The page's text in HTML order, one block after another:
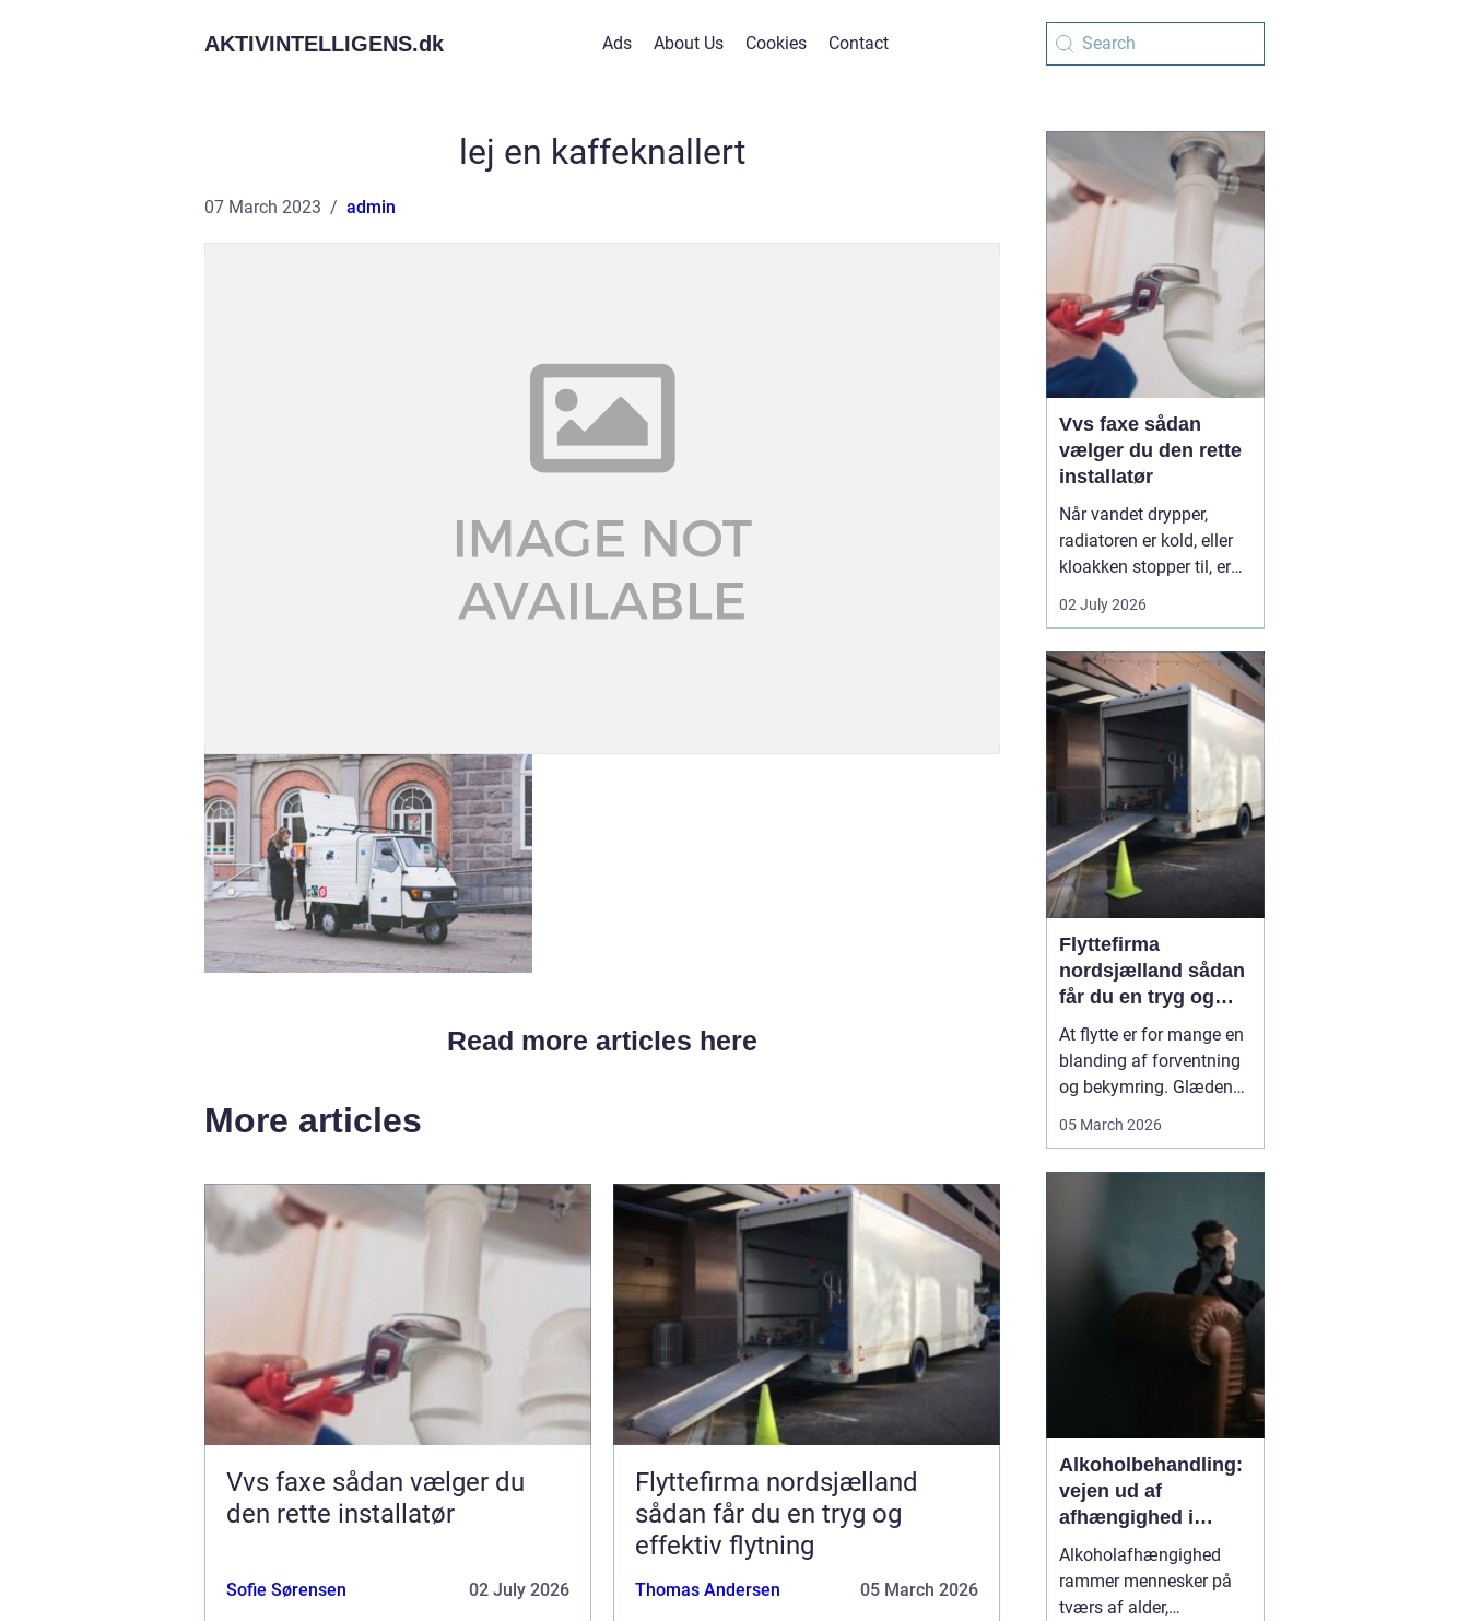
AKTIVINTELLIGENS.dk Ads About Us Cookies Contact
lej en kaffeknallert
07 March 2023 admin
Read more articles here
More articles
Vvs faxe sådan vælger du
den rette installatør
Sofie Sørensen 02 July 2026
Flyttefirma nordsjælland
sådan får du en tryg og
effektiv flytning
Thomas Andersen 05 March 2026
Vvs faxe sådan
vælger du den rette
installatør
Når vandet drypper,
radiatoren er kold, eller
kloakken stopper til, er
en dygtig VVS-installatør
ikke bare rar at have det
Faxe-området findes der
flere firmaer, der kan
hjælpe, men kvalitet,
responstid og rådgivning
varierer m...
02 July 2026
Flyttefirma
nordsjælland sådan
får du en tryg og
effektiv flytning
At flytte er for mange en
blanding af forventning
og bekymring. Glæden
ved et nyt hjem bliver
logistik, der skal gå op.
Flyttefirma Nordsjæ...
05 March 2026
Alkoholbehandling:
vejen ud af
afhængighed i
trygge rammer
Alkoholafhængighed
rammer mennesker på
tværs af alder,